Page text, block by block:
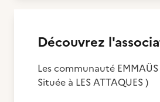
Découvrez
Les communauté
Située à LES ATTAQUES )